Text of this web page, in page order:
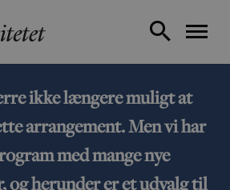
ikke længere muligt at
arrangement. Men vi har
med mange nye
og herunder er et udvalg til